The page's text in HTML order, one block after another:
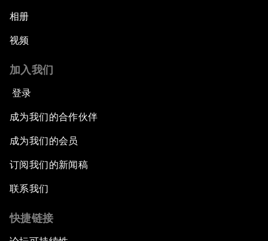
相册
视频
加入我们
登录
成为我们的合作伙伴
成为我们的会员
订阅我们的新闻稿
联系我们
快捷链接